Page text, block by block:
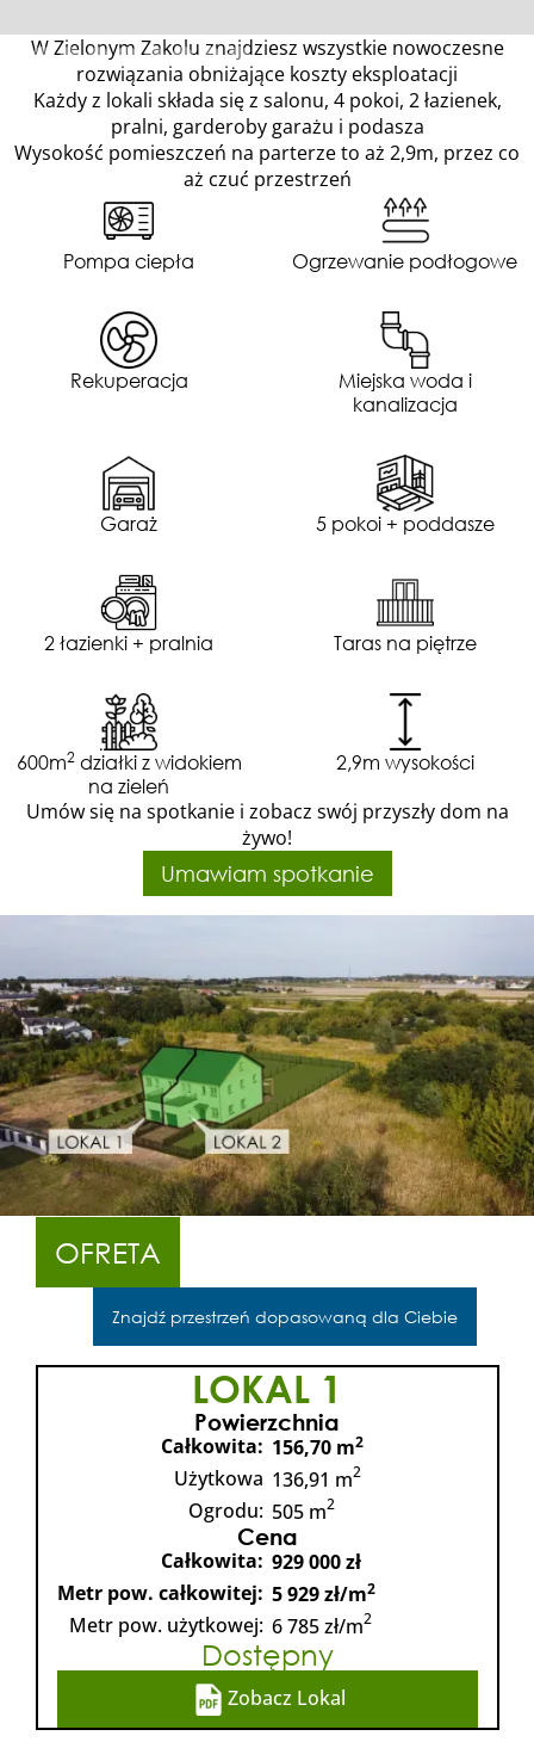
W Zielonym Zakolu znajdziesz wszystkie nowoczesne
rozwiązania obniżające koszty eksploatacji
Każdy z lokali składa się z salonu, 4 pokoi, 2 łazienek,
pralni, garderoby garażu i podasza
Wysokość pomieszczeń na parterze to aż 2,9m, przez co
aż czuć przestrzeń
Pompa ciepła Ogrzewanie podłogowe
Rekuperacja
Miejska woda i
kanalizacja
Garaż 5 pokoi + poddasze
2 łazienki + pralnia Taras na piętrze
600m2działki z widokiem
na zieleń
2,9m wysokości
Umów się na spotkanie i zobacz swój przyszły dom na
żywo!
Umawiam spotkanie
OFRETA
Znajdź przestrzeń dopasowaną dla Ciebie
LOKAL 1
Powierzchnia
Całkowita: 156,70 m2
Użytkowa 136,91 m2
Ogrodu: 505 m2
Cena
Całkowita: 929 000 zł
Metr pow. całkowitej: 5 929 zł/m2
Metr pow. użytkowej: 6 785 zł/m2
Dostępny
Zobacz Lokal